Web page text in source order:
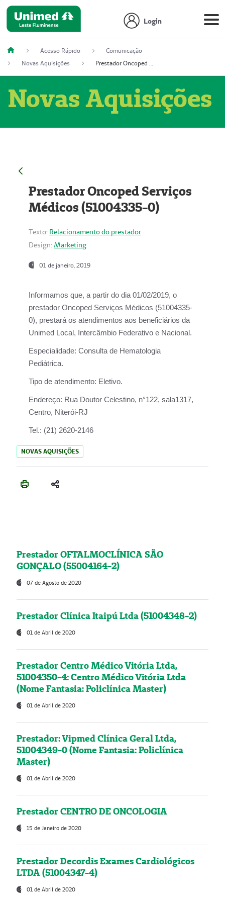
Login
Acesso Rápido
Comunicação
Novas Aquisições
Prestador Oncoped Serviços Médicos (51004335-0)
Novas Aquisições
Prestador Oncoped Serviços
Médicos (51004335-0)
Texto: Relacionamento do prestador
Design: Marketing
01 de janeiro, 2019
Informamos que, a partir do dia 01/02/2019, o
prestador Oncoped Serviços Médicos (51004335-
0), prestará os atendimentos aos beneficiários da
Unimed Local, Intercâmbio Federativo e Nacional.
Especialidade: Consulta de Hematologia
Pediátrica.
Tipo de atendimento: Eletivo.
Endereço: Rua Doutor Celestino, n°122, sala1317,
Centro, Niterói-RJ
Tel.: (21) 2620-2146
NOVAS AQUISIÇÕES
Prestador OFTALMOCLÍNICA SÃO
GONÇALO (55004164-2)
07 de Agosto de 2020
Prestador Clínica Itaipú Ltda (51004348-2)
01 de Abril de 2020
Prestador Centro Médico Vitória Ltda,
51004350-4: Centro Médico Vitória Ltda
(Nome Fantasia: Policlínica Master)
01 de Abril de 2020
Prestador: Vipmed Clínica Geral Ltda,
51004349-0 (Nome Fantasia: Policlínica
Master)
01 de Abril de 2020
Prestador CENTRO DE ONCOLOGIA
15 de Janeiro de 2020
Prestador Decordis Exames Cardiológicos
LTDA (51004347-4)
01 de Abril de 2020